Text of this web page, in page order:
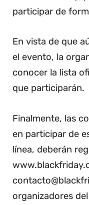
participar de
En vista de que
el evento, la
conocer la lista
que participarán.
Finalmente, las
en participar de
línea, deberán
organizadores